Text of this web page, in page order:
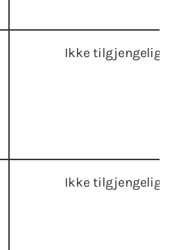
Ikke tilgjengelig
Ikke tilgjengelig